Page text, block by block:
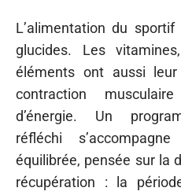
L’alimentation du
glucides. Les
éléments ont aussi
contraction
d’énergie. Un
réfléchi
équilibrée, pensée sur la
récupération : la